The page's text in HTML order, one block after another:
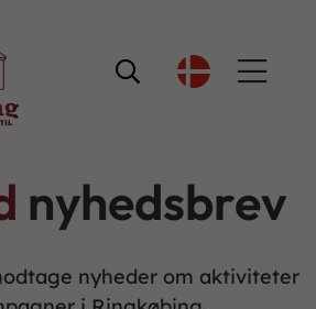

nyhedsbrev
nyheder om aktiviteter